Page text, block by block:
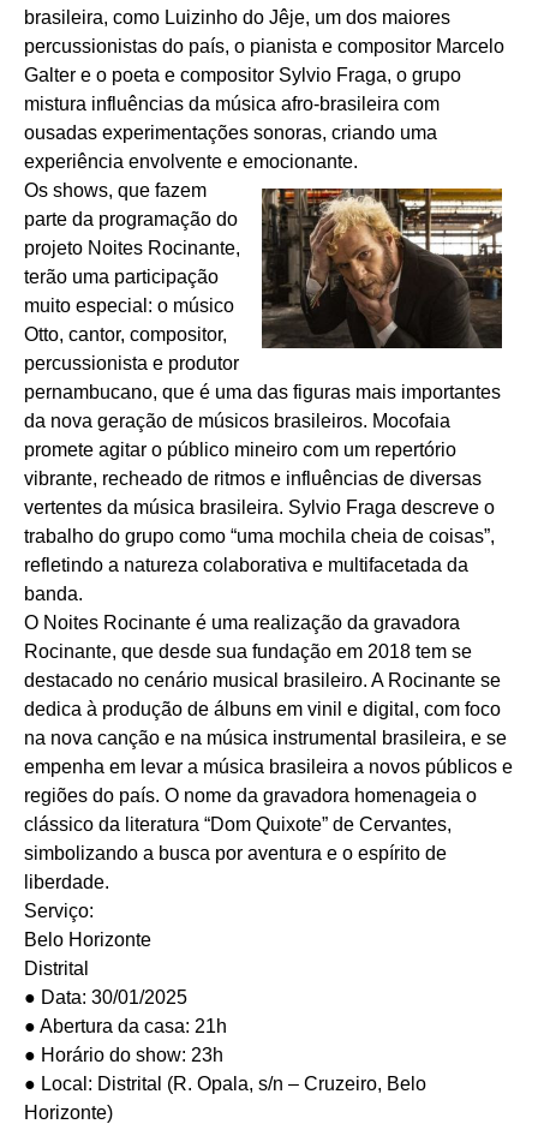
brasileira, como Luizinho do Jêje, um dos maiores
percussionistas do país, o pianista e compositor Marcelo
Galter e o poeta e compositor Sylvio Fraga, o grupo
mistura influências da música afro-brasileira com
ousadas experimentações sonoras, criando uma
experiência envolvente e emocionante.
Os shows, que fazem
parte da programação do
projeto Noites Rocinante,
terão uma participação
muito especial: o músico
Otto, cantor, compositor,
percussionista e produtor
pernambucano, que é uma das figuras mais importantes
da nova geração de músicos brasileiros. Mocofaia
promete agitar o público mineiro com um repertório
vibrante, recheado de ritmos e influências de diversas
vertentes da música brasileira. Sylvio Fraga descreve o
trabalho do grupo como “uma mochila cheia de coisas”,
refletindo a natureza colaborativa e multifacetada da
banda.
O Noites Rocinante é uma realização da gravadora
Rocinante, que desde sua fundação em 2018 tem se
destacado no cenário musical brasileiro. A Rocinante se
dedica à produção de álbuns em vinil e digital, com foco
na nova canção e na música instrumental brasileira, e se
empenha em levar a música brasileira a novos públicos e
regiões do país. O nome da gravadora homenageia o
clássico da literatura “Dom Quixote” de Cervantes,
simbolizando a busca por aventura e o espírito de
liberdade.
Serviço:
Belo Horizonte
Distrital
● Data: 30/01/2025
● Abertura da casa: 21h
● Horário do show: 23h
● Local: Distrital (R. Opala, s/n – Cruzeiro, Belo
Horizonte)